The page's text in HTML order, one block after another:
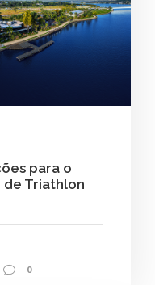
para o
Triathlon
0